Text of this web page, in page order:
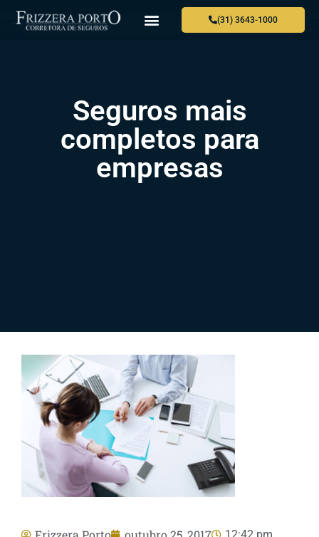
(31) 3643-1000
Seguros mais
completos para
empresas